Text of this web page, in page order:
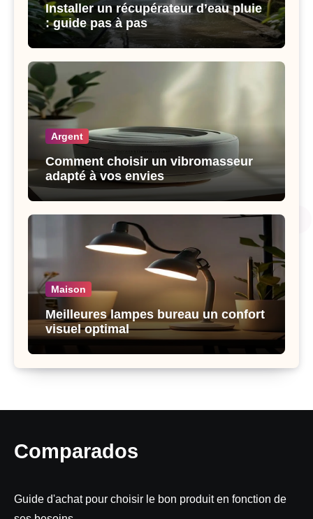
Installer un récupérateur d’eau pluie
: guide pas à pas
Argent
Comment choisir un vibromasseur
adapté à vos envies
Maison
Meilleures lampes bureau un confort
visuel optimal
Comparados
Guide d'achat pour choisir le bon produit en fonction de